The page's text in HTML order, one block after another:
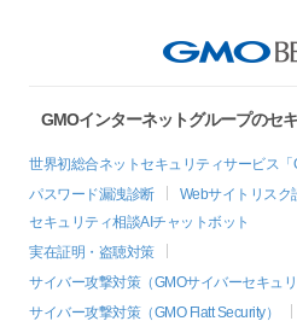
GMOインターネットグループのセ
世界初総合ネットセキュリティサービス「
パスワード漏洩診断
Webサイトリスク
セキュリティ相談AIチャットボット
実在証明・盗聴対策
サイバー攻撃対策（GMOサイバーセキュリ
サイバー攻撃対策（GMO Flatt Security）